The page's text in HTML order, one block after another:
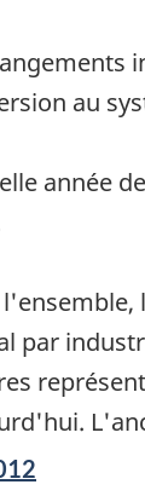
au
année
l'ensemble,
par